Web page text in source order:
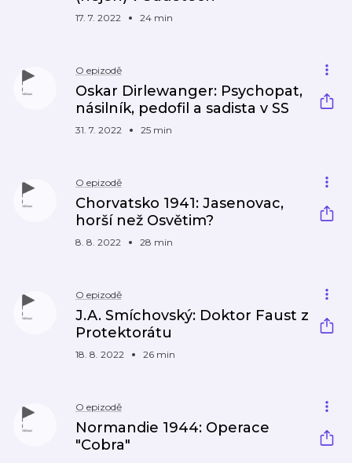
17. 7. 2022 24 min
O epizodě
Oskar Dirlewanger: Psychopat,
násilník, pedofil a sadista v SS
31. 7. 2022 25 min
O epizodě
Chorvatsko 1941: Jasenovac,
horší než Osvětim?
8. 8. 2022 28 min
O epizodě
J.A. Smíchovský: Doktor Faust z
Protektorátu
18. 8. 2022 26 min
O epizodě
Normandie 1944: Operace
"Cobra"